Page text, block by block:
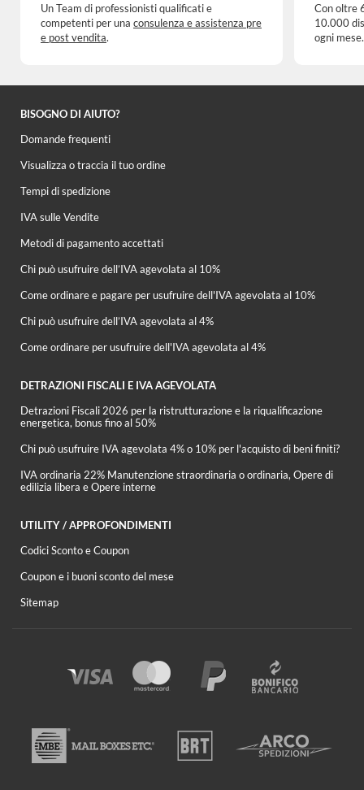
Un Team di professionisti qualificati e
competenti per una consulenza e assistenza pre
e post vendita.
Con oltre
10.000
ogni mese.
BISOGNO DI AIUTO?
Domande frequenti
Visualizza o traccia il tuo ordine
Tempi di spedizione
IVA sulle Vendite
Metodi di pagamento accettati
Chi può usufruire dell’IVA agevolata al 10%
Come ordinare e pagare per usufruire dell'IVA agevolata al 10%
Chi può usufruire dell’IVA agevolata al 4%
Come ordinare per usufruire dell'IVA agevolata al 4%
DETRAZIONI FISCALI E IVA AGEVOLATA
Detrazioni Fiscali 2026 per la ristrutturazione e la riqualificazione
energetica, bonus fino al 50%
Chi può usufruire IVA agevolata 4% o 10% per l'acquisto di beni finiti?
IVA ordinaria 22% Manutenzione straordinaria o ordinaria, Opere di
edilizia libera e Opere interne
UTILITY / APPROFONDIMENTI
Codici Sconto e Coupon
Coupon e i buoni sconto del mese
Sitemap